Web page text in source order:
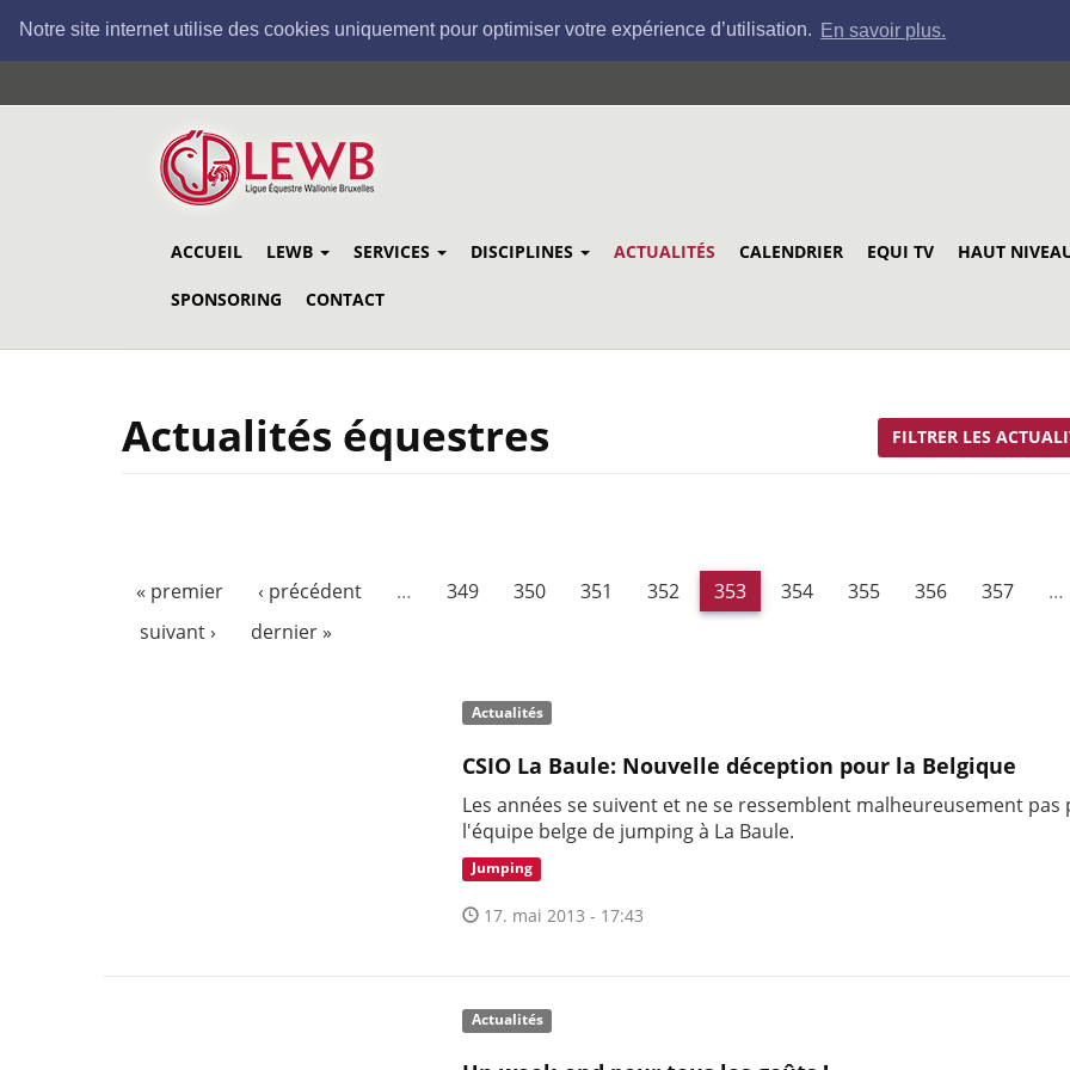
Notre site internet utilise des cookies uniquement pour optimiser votre expérience d’utilisation. En savoir plus.
au
ACCUEIL LEWB SERVICES DISCIPLINES ACTUALITÉS CALENDRIER EQUI TV HAUT
SPONSORING CONTACT
Actualités équestres FILTRER LES
« premier ‹ précédent … 349 350 351 352 353 354 355 356 357
…
suivant ›
dernier »
Actualités
CSIO La Baule: Nouvelle déception pour la Belgique
Les années se suivent et ne se ressemblent malheureusement pas
l'équipe belge de jumping à La Baule.
Jumping
17. mai 2013 - 17:43
Actualités